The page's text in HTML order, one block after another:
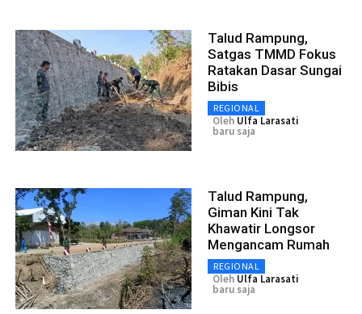
Talud Rampung,
Satgas TMMD Fokus
Ratakan Dasar Sungai
Bibis
REGIONAL
Oleh Ulfa Larasati
baru saja
Talud Rampung,
Giman Kini Tak
Khawatir Longsor
Mengancam Rumah
REGIONAL
Oleh Ulfa Larasati
baru saja